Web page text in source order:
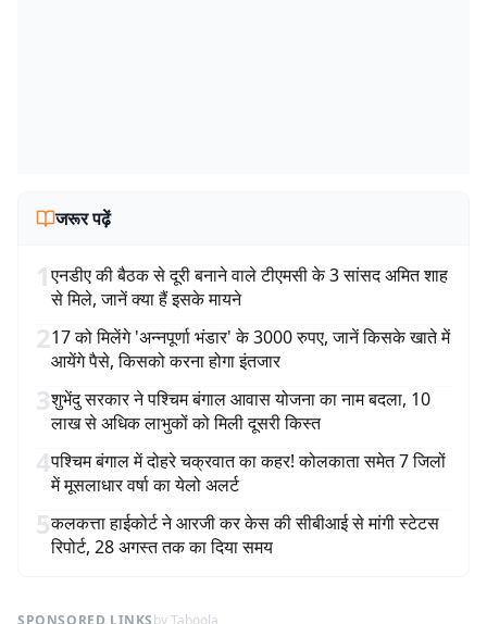
जरूर पढ़ें
1एनडीए की बैठक से दूरी बनाने वाले टीएमसी के 3 सांसद अमित शाह
से मिले, जानें क्या हैं इसके मायने
217 को मिलेंगे 'अन्नपूर्णा भंडार' के 3000 रुपए, जानें किसके खाते में
आयेंगे पैसे, किसको करना होगा इंतजार
3शुभेंदु सरकार ने पश्चिम बंगाल आवास योजना का नाम बदला, 10
लाख से अधिक लाभुकों को मिली दूसरी किस्त
4पश्चिम बंगाल में दोहरे चक्रवात का कहर! कोलकाता समेत 7 जिलों
में मूसलाधार वर्षा का येलो अलर्ट
5कलकत्ता हाईकोर्ट ने आरजी कर केस की सीबीआई से मांगी स्टेटस
रिपोर्ट, 28 अगस्त तक का दिया समय